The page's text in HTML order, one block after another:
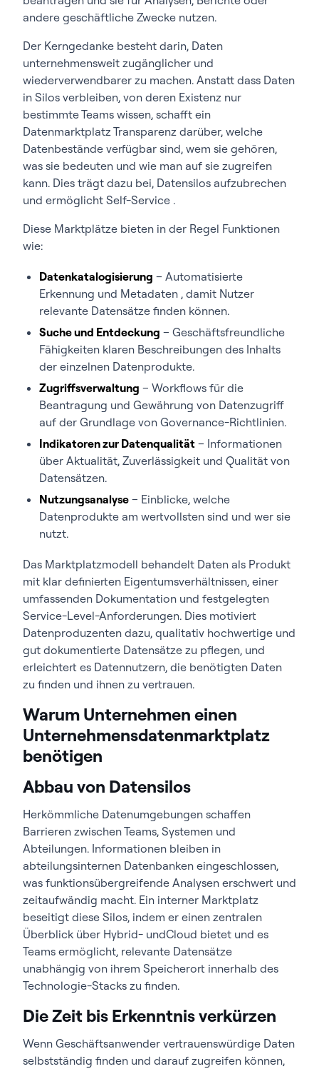
andere geschäftliche Zwecke nutzen.
Der Kerngedanke besteht darin, Daten
unternehmensweit zugänglicher und
wiederverwendbarer zu machen. Anstatt dass Daten
in Silos verbleiben, von deren Existenz nur
bestimmte Teams wissen, schafft ein
Datenmarktplatz Transparenz darüber, welche
Datenbestände verfügbar sind, wem sie gehören,
was sie bedeuten und wie man auf sie zugreifen
kann. Dies trägt dazu bei, Datensilos aufzubrechen
und ermöglicht Self-Service .
Diese Marktplätze bieten in der Regel Funktionen
wie:
Datenkatalogisierung – Automatisierte
Erkennung und Metadaten , damit Nutzer
relevante Datensätze finden können.
Suche und Entdeckung – Geschäftsfreundliche
Fähigkeiten klaren Beschreibungen des Inhalts
der einzelnen Datenprodukte.
Zugriffsverwaltung – Workflows für die
Beantragung und Gewährung von Datenzugriff
auf der Grundlage von Governance-Richtlinien.
Indikatoren zur Datenqualität – Informationen
über Aktualität, Zuverlässigkeit und Qualität von
Datensätzen.
Nutzungsanalyse – Einblicke, welche
Datenprodukte am wertvollsten sind und wer sie
nutzt.
Das Marktplatzmodell behandelt Daten als Produkt
mit klar definierten Eigentumsverhältnissen, einer
umfassenden Dokumentation und festgelegten
Service-Level-Anforderungen. Dies motiviert
Datenproduzenten dazu, qualitativ hochwertige und
gut dokumentierte Datensätze zu pflegen, und
erleichtert es Datennutzern, die benötigten Daten
zu finden und ihnen zu vertrauen.
Warum Unternehmen einen
Unternehmensdatenmarktplatz
benötigen
Abbau von Datensilos
Herkömmliche Datenumgebungen schaffen
Barrieren zwischen Teams, Systemen und
Abteilungen. Informationen bleiben in
abteilungsinternen Datenbanken eingeschlossen,
was funktionsübergreifende Analysen erschwert und
zeitaufwändig macht. Ein interner Marktplatz
beseitigt diese Silos, indem er einen zentralen
Überblick über Hybrid- undCloud bietet und es
Teams ermöglicht, relevante Datensätze
unabhängig von ihrem Speicherort innerhalb des
Technologie-Stacks zu finden.
Die Zeit bis Erkenntnis verkürzen
Wenn Geschäftsanwender vertrauenswürdige Daten
selbstständig finden und darauf zugreifen können,